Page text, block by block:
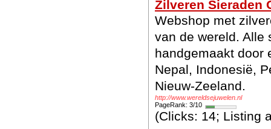
Zilveren Sieraden
Webshop met
van de wereld. Alle
handgemaakt door
Nepal, Indonesië,
Nieuw-Zeeland.
http://www.wereldsejuwelen.nl
PageRank: 3/10
(Clicks: 14; Listing